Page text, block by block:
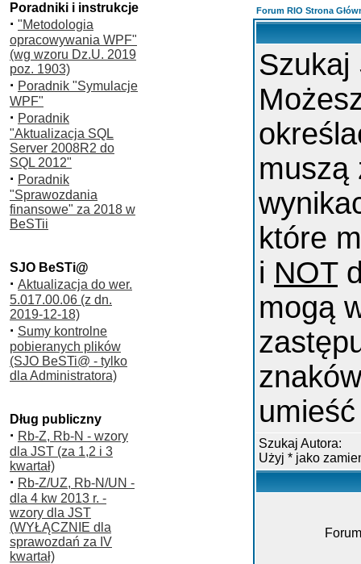
Poradniki i instrukcje
· "Metodologia
opracowywania WPF"
(wg wzoru Dz.U. 2019
poz. 1903)
· Poradnik "Symulacje
WPF"
· Poradnik
"Aktualizacja SQL
Server 2008R2 do
SQL 2012"
· Poradnik
"Sprawozdania
finansowe" za 2018 w
BeSTii
SJO BeSTi@
· Aktualizacja do wer.
5.017.00.06 (z dn.
2019-12-18)
· Sumy kontrolne
pobieranych plików
(SJO BeSTi@ - tylko
dla Administratora)
Dług publiczny
· Rb-Z, Rb-N - wzory
dla JST (za 1,2 i 3
kwartał)
· Rb-Z/UZ, Rb-N/UN -
dla 4 kw 2013 r. -
wzory dla JST
(WYŁĄCZNIE dla
sprawozdań za IV
kwartał)
Forum RIO Strona
Szukaj
muszą
które
i NOT
mogą
Szukaj Autora:
Użyj * jako